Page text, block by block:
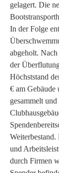
gelagert. Die
In der Folge
abgeholt.
der
Höchststand
€ am Gebäude
gesammelt
und
durch Firmen